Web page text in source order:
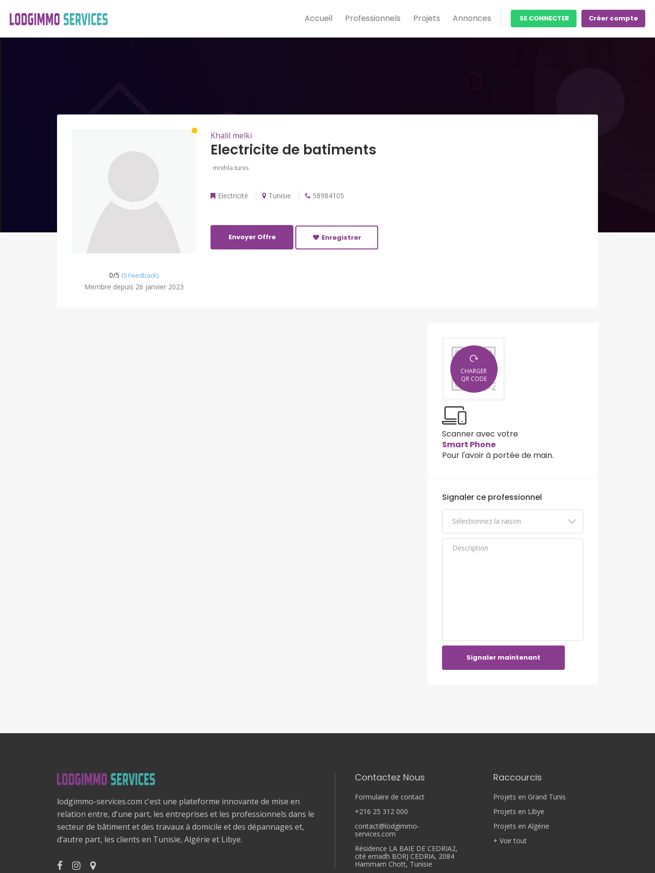
Accueil Professionnels Projets Annonces SE CONNECTER Créer compte
0/5 (0 Feedback)
Membre depuis 26 janvier 2023
Khalil melki
Electricite de batiments
mnihla tunis
Electricité Tunisie 58984105
Envoyer Offre Enregistrer
CHARGER
QR CODE
Scanner avec votre
Smart Phone
Pour l'avoir à portée de main.
Signaler ce professionnel
Signaler maintenant
lodgimmo-services.com c'est une plateforme innovante de mise en
relation entre, d'une part, les entreprises et les professionnels dans le
secteur de bâtiment et des travaux à domicile et des dépannages et,
d’autre part, les clients en Tunisie, Algérie et Libye.
Contactez Nous
Formulaire de contact
+216 25 312 000
contact@lodgimmo-
services.com
Résidence LA BAIE DE CEDRIA2,
cité erriadh BORJ CEDRIA, 2084
Hammam Chott, Tunisie
Raccourcis
Projets en Grand Tunis
Projets en Libye
Projets en Algérie
+ Voir tout